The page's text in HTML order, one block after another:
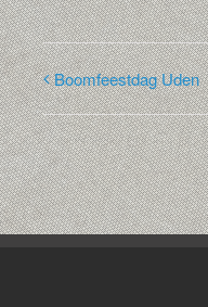
Boomfeestdag Uden